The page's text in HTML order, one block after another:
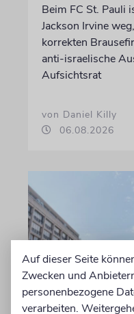
Beim FC St. Pauli
Jackson Irvine
korrekten
anti-israelische
Aufsichtsrat
von Daniel Killy
06.08.2026
Auf dieser Seite
Zwecken und
personenbezogene
verarbeiten.